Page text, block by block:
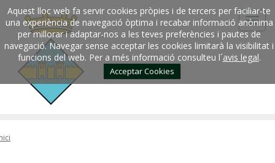
Aquest lloc web fa servir cookies pròpies i de tercers per faciliar-te
una experiència de navegació òptima i recabar informació anònima
per millorar i adaptar-nos a les teves preferències i pautes de
navegació. Navegar sense acceptar les cookies limitarà la visibilitat i
funcions del web. Per a més informació consulteu l´avis legal.
Acceptar Cookies